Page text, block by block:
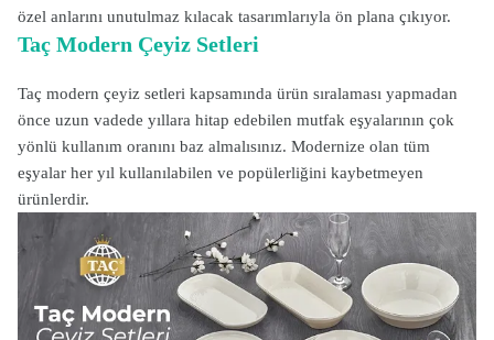
özel anlarını unutulmaz kılacak tasarımlarıyla ön plana çıkıyor.
Taç Modern Çeyiz Setleri
Taç modern çeyiz setleri kapsamında ürün sıralaması yapmadan
önce uzun vadede yıllara hitap edebilen mutfak eşyalarının çok
yönlü kullanım oranını baz almalısınız. Modernize olan tüm
eşyalar her yıl kullanılabilen ve popülerliğini kaybetmeyen
ürünlerdir.